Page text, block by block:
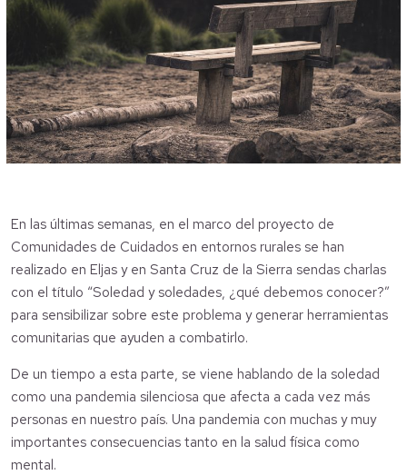
En las últimas semanas, en el marco del proyecto de
Comunidades de Cuidados en entornos rurales se han
realizado en Eljas y en Santa Cruz de la Sierra sendas charlas
con el título “Soledad y soledades, ¿qué debemos conocer?”
para sensibilizar sobre este problema y generar herramientas
comunitarias que ayuden a combatirlo.
De un tiempo a esta parte, se viene hablando de la soledad
como una pandemia silenciosa que afecta a cada vez más
personas en nuestro país. Una pandemia con muchas y muy
importantes consecuencias tanto en la salud física como
mental.